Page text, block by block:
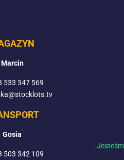
Marcin
533 347 569
Gosia
503 342 109
-